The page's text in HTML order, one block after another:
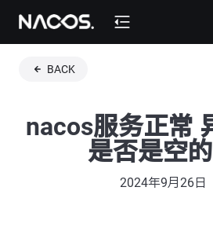
BACK
nacos服务正常
是否是空的
2024年9月26日